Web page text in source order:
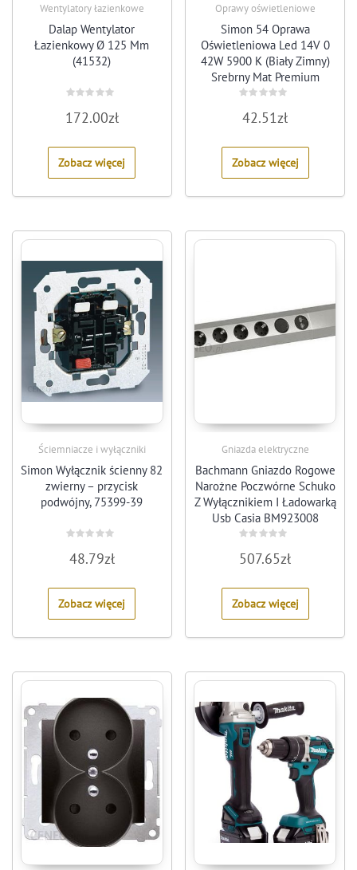
Wentylatory łazienkowe
Dalap Wentylator
Łazienkowy Ø 125 Mm
(41532)
0
out
5
172.00zł
Zobacz więcej
Oprawy oświetleniowe
Simon 54 Oprawa
Oświetleniowa Led 14V 0
42W 5900 K (Biały Zimny)
Srebrny Mat Premium
(Dos14A0143)
0
out
5
42.51zł
Zobacz więcej
Ściemniacze i wyłączniki
Simon Wyłącznik ścienny 82
zwierny – przycisk
podwójny, 75399-39
0
out
5
48.79zł
Zobacz więcej
Gniazda elektryczne
Bachmann Gniazdo Rogowe
Narożne Poczwórne Schuko
Z Wyłącznikiem I Ładowarką
Usb Casia BM923008
0
out
5
507.65zł
Zobacz więcej